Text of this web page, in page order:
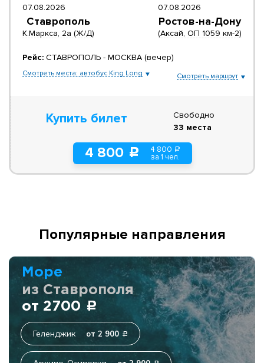
07.08.2026
Ставрополь
К.Маркса, 2а (Ж/Д)
07.08.2026
Ростов-на-Дону
(Аксай, ОП 1059 км-2)
Рейс: СТАВРОПОЛЬ - МОСКВА (вечер)
Смотреть места: автобус King Long Смотреть маршрут
Купить билет
4 800 c 4 800 a
за 1 чел.
Свободно
33 места
Популярные направления
Море
из Ставрополя
от 2700 c
Геленджик от 2 900 c